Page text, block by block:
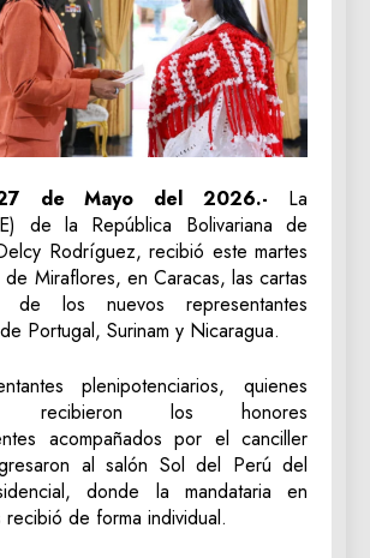
27 de Mayo del 2026.- La
de la República Bolivariana de
Rodríguez, recibió este martes
Miraflores, en Caracas, las cartas
de los nuevos representantes
Portugal, Surinam y Nicaragua.
plenipotenciarios, quienes
recibieron los honores
acompañados por el canciller
al salón Sol del Perú del
donde la mandataria en
recibió de forma individual.